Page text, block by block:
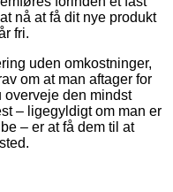
nå at få dit nye produkt
fri.
uden omkostninger,
om at man aftager for
overveje den mindst
– ligegyldigt om man er
– er at få dem til at